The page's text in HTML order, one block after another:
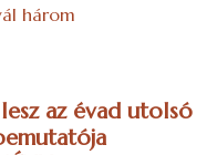
három
az évad utolsó